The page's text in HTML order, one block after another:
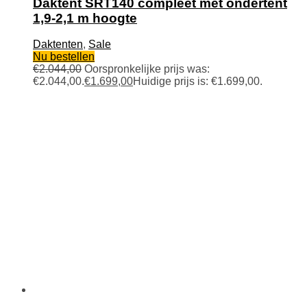
1,9-2,1 m hoogte
Daktenten, Sale
Nu bestellen
€2.044,00 Oorspronkelijke prijs was:
€2.044,00.€1.699,00Huidige prijs is: €1.699,00.